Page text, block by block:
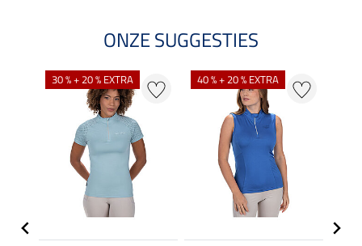
ONZE SUGGESTIES
30 % + 20 % EXTRA 40 % + 20 % EXTRA